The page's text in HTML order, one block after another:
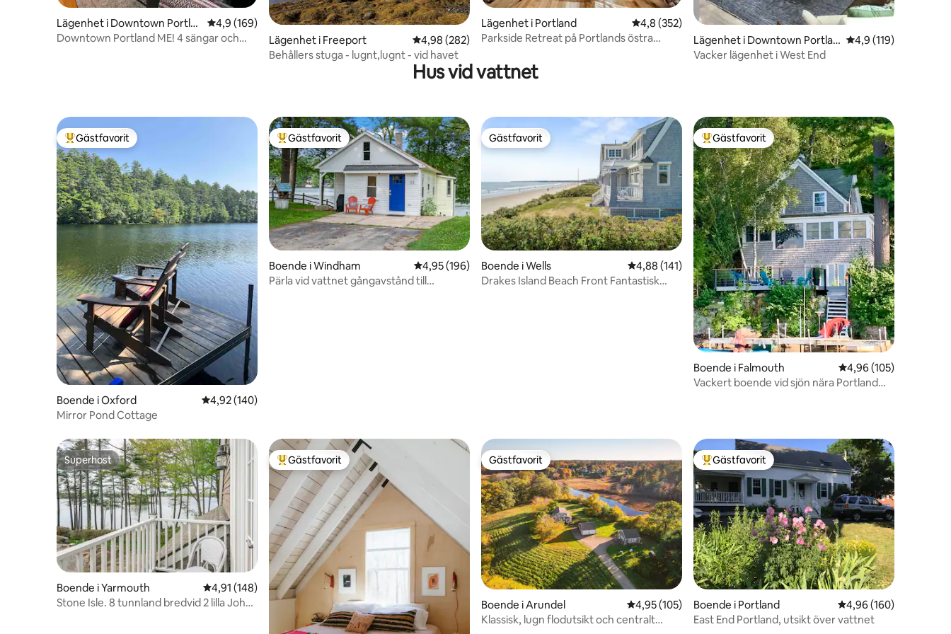
Lägenhet i Downtown Portla
nd
4,9 av 5 i genomsnittligt betyg, 169 omdömen
4,9 (169)
Downtown Portland ME! 4 sängar och
Lägenhet i Freeport 4,98 av 5 i genomsnittligt betyg, 282 omdömen
4,98 (282)
Behållers stuga - lugnt,lugnt - vid havet
Lägenhet i Portland 4,8 av 5 i genomsnittligt betyg, 352 omdömen
4,8 (352)
Parkside Retreat på Portlands östra
Lägenhet i Downtown Portlan
d
4,9 av 5 i
4,9 (119)
Vacker lägenhet i West End
Hus vid vattnet
Populär gästfavorit
Gästfavorit
Boende i Oxford 4,92 av 5 i genomsnittligt betyg, 140 omdömen
4,92 (140)
Mirror Pond Cottage
Populär gästfavorit
Gästfavorit
Boende i Windham 4,95 av 5 i genomsnittligt betyg, 196 omdömen
4,95 (196)
Pärla vid vattnet gångavstånd till
Gästfavorit
Gästfavorit
Boende i Wells 4,88 av 5 i genomsnittligt betyg, 141 omdömen
4,88 (141)
Drakes Island Beach Front Fantastisk
Populär gästfavorit
Gästfavorit
Boende i Falmouth 4,96 av 5 i
4,96 (105)
Vackert boende vid sjön nära Portland
Superhost
Superhost
Boende i Yarmouth 4,91 av 5 i genomsnittligt betyg, 148 omdömen
4,91 (148)
Stone Isle. 8 tunnland bredvid 2 lilla John
Populär gästfavorit
Gästfavorit Gästfavorit
Gästfavorit
Boende i Arundel 4,95 av 5 i genomsnittligt betyg, 105 omdömen
4,95 (105)
Klassisk, lugn flodutsikt och centralt
Populär gästfavorit
Gästfavorit
Boende i Portland 4,96 av 5 i
4,96 (160)
East End Portland, utsikt över vattnet